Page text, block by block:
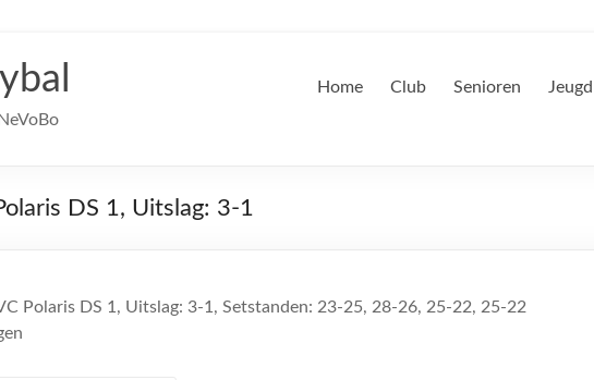
Home Club Senioren Jeugd
DS 1, Uitslag: 3-1
Polaris DS 1, Uitslag: 3-1, Setstanden: 23-25, 28-26, 25-22, 25-22